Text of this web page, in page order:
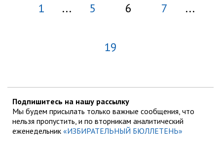
1 ... 5 6 7 ...
19
Подпишитесь на нашу рассылку
Мы будем присылать только важные сообщения, что
нельзя пропустить, и по вторникам аналитический
еженедельник «ИЗБИРАТЕЛЬНЫЙ БЮЛЛЕТЕНЬ»